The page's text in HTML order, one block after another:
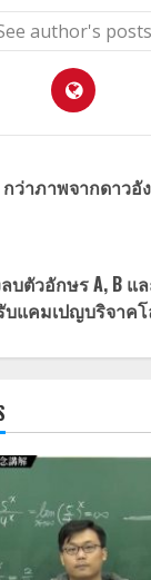
author's posts
กว่าภาพจากดาว
ตัวอักษร A, B แล
บแคมเปญบริจาค